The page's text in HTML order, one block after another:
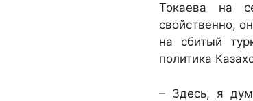
Токаева на
свойственно,
на сбитый
политика
– Здесь, я